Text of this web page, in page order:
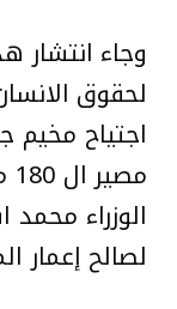
وجاء انتشار
لحقوق
اجتياح مخيم
الوزراء
لصالح إعمار